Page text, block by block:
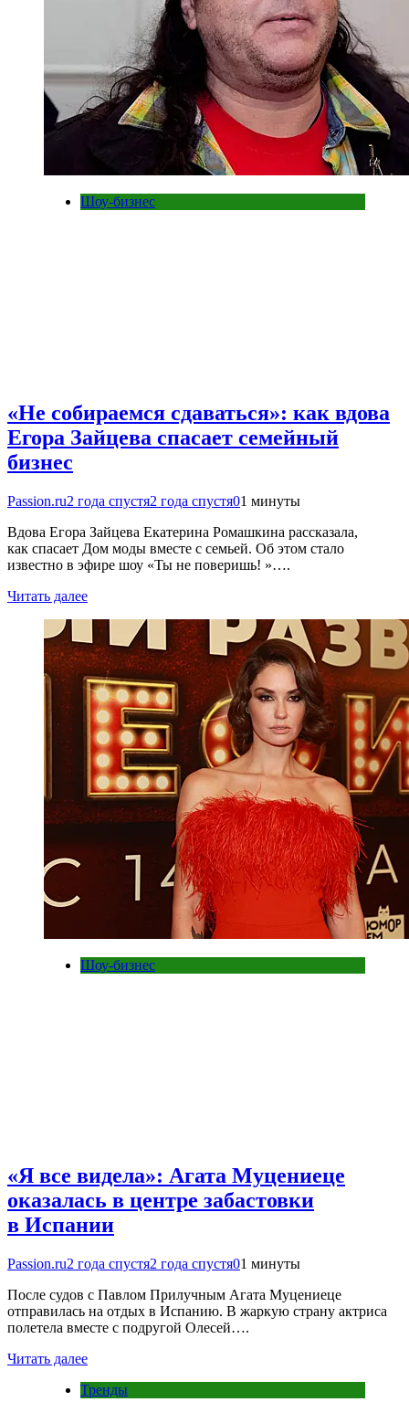
Шоу-бизнес
«Не собираемся сдаваться»: как вдова
Егора Зайцева спасает семейный
бизнес
Passion.ru2 года спустя2 года спустя01 минуты
Вдова Егора Зайцева Екатерина Ромашкина рассказала,
как спасает Дом моды вместе с семьей. Об этом стало
известно в эфире шоу «Ты не поверишь! »….
Читать далее
Шоу-бизнес
«Я все видела»: Агата Муцениеце
оказалась в центре забастовки
в Испании
Passion.ru2 года спустя2 года спустя01 минуты
После судов с Павлом Прилучным Агата Муцениеце
отправилась на отдых в Испанию. В жаркую страну актриса
полетела вместе с подругой Олесей….
Читать далее
Тренды